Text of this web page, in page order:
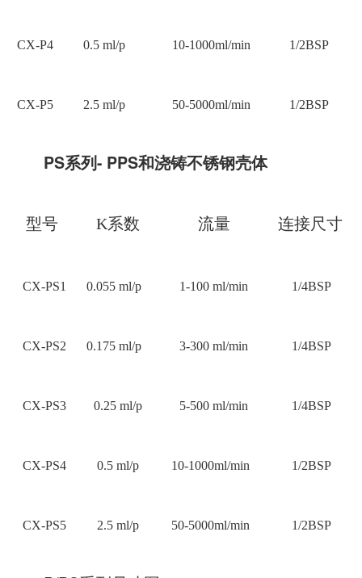
CX-P4 0.5 ml/p 10-1000ml/min 1/2BSP
CX-P5 2.5 ml/p 50-5000ml/min 1/2BSP
PS系列- PPS和浇铸不锈钢壳体
型号 K系数 流量 连接尺寸
CX-PS1 0.055 ml/p 1-100 ml/min 1/4BSP
CX-PS2 0.175 ml/p 3-300 ml/min 1/4BSP
CX-PS3 0.25 ml/p 5-500 ml/min 1/4BSP
CX-PS4 0.5 ml/p 10-1000ml/min 1/2BSP
CX-PS5 2.5 ml/p 50-5000ml/min 1/2BSP